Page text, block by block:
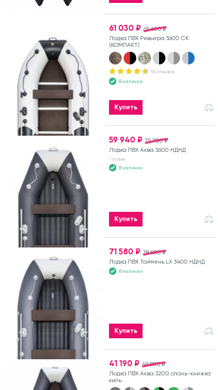
65 600 ₽
61 030 ₽
Лодка ПВХ Ривьера 3600 СК
(КОМПАКТ)
55 отзывов
В наличии
Купить
75 700 ₽
59 940 ₽
Лодка ПВХ Аква 3600 НДНД
1 отзыв
В наличии
Купить
78 500 ₽
71 580 ₽
Лодка ПВХ Таймень LX 3400 НДНД
В наличии
Купить
49 800 ₽
41 190 ₽
Лодка ПВХ Аква 3200 слань-книжка
киль